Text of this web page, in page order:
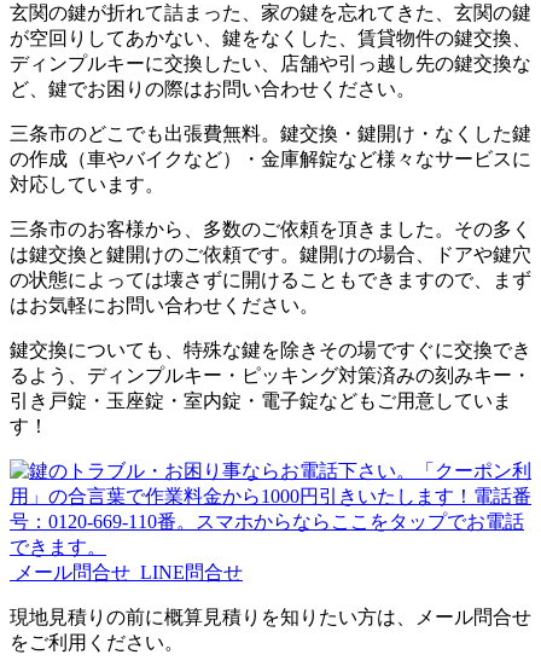
玄関の鍵が折れて詰まった、家の鍵を忘れてきた、玄関の鍵
が空回りしてあかない、鍵をなくした、賃貸物件の鍵交換、
ディンプルキーに交換したい、店舗や引っ越し先の鍵交換な
ど、鍵でお困りの際はお問い合わせください。
三条市のどこでも出張費無料。鍵交換・鍵開け・なくした鍵
の作成（車やバイクなど）・金庫解錠など様々なサービスに
対応しています。
三条市のお客様から、多数のご依頼を頂きました。その多く
は鍵交換と鍵開けのご依頼です。鍵開けの場合、ドアや鍵穴
の状態によっては壊さずに開けることもできますので、まず
はお気軽にお問い合わせください。
鍵交換についても、特殊な鍵を除きその場ですぐに交換でき
るよう、ディンプルキー・ピッキング対策済みの刻みキー・
引き戸錠・玉座錠・室内錠・電子錠などもご用意していま
す！
メール問合せ LINE問合せ
現地見積りの前に概算見積りを知りたい方は、メール問合せ
をご利用ください。